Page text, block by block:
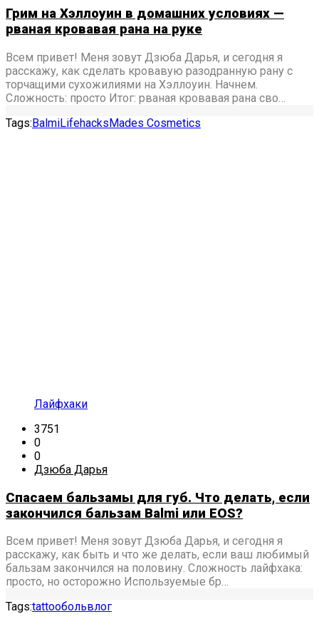
Грим на Хэллоуин в домашних условиях —
рваная кровавая рана на руке
Всем привет! Меня зовут Дзюба Дарья, и сегодня я
расскажу, как сделать кровавую разодранную рану с
торчащими сухожилиями на Хэллоуин. Начнем.
Сложность: просто Итог: рваная кровавая рана сво…
Tags:BalmiLifehacksMades Сosmetics
Лайфхаки
3751
0
0
Дзюба Дарья
Спасаем бальзамы для губ. Что делать, если
закончился бальзам Balmi или EOS?
Всем привет! Меня зовут Дзюба Дарья, и сегодня я
расскажу, как быть и что же делать, если ваш любимый
бальзам закончился на половину. Сложность лайфхака:
просто, но осторожно Используемые бр…
Tags:tattooбольвлог